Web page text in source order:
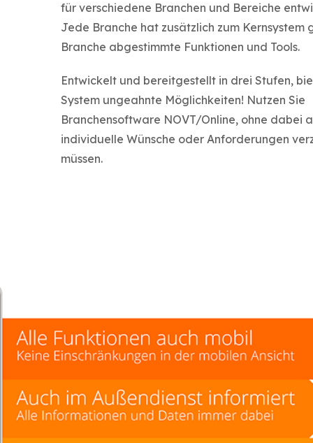
für verschiedene Branchen und Bereiche
Jede Branche hat zusätzlich zum Kernsystem
Branche abgestimmte Funktionen und Tools.
Entwickelt und bereitgestellt in drei Stufen,
System ungeahnte Möglichkeiten! Nutzen Sie
Branchensoftware NOVT/Online, ohne dabei
individuelle Wünsche oder Anforderungen
müssen.